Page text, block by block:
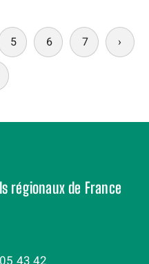
5 6 7 › Page
Dernière
régionaux de France